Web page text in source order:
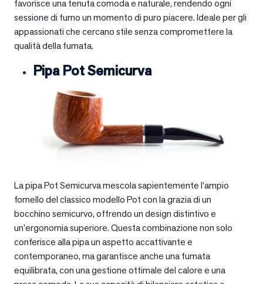
favorisce una tenuta comoda e naturale, rendendo ogni
sessione di fumo un momento di puro piacere. Ideale per gli
appassionati che cercano stile senza compromettere la
qualità della fumata.
Pipa Pot Semicurva
La pipa Pot Semicurva mescola sapientemente l’ampio
fornello del classico modello Pot con la grazia di un
bocchino semicurvo, offrendo un design distintivo e
un’ergonomia superiore. Questa combinazione non solo
conferisce alla pipa un aspetto accattivante e
contemporaneo, ma garantisce anche una fumata
equilibrata, con una gestione ottimale del calore e una